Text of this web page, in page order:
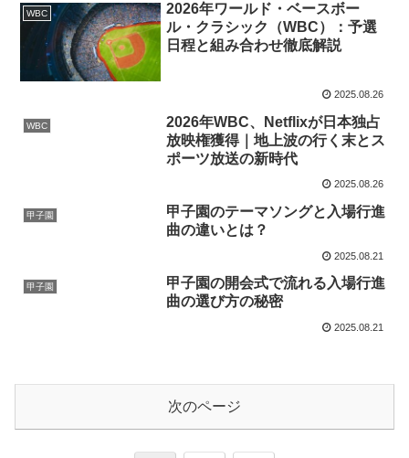
WBC
2026年ワールド・ベースボー
ル・クラシック（WBC）：予選
日程と組み合わせ徹底解説
2025.08.26
WBC
2026年WBC、Netflixが日本独占
放映権獲得｜地上波の行く末とス
ポーツ放送の新時代
2025.08.26
甲子園
甲子園のテーマソングと入場行進
曲の違いとは？
2025.08.21
甲子園
甲子園の開会式で流れる入場行進
曲の選び方の秘密
2025.08.21
次のページ